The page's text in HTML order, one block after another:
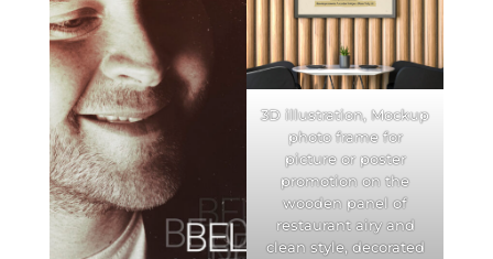
3D illustration, Mockup
photo frame for
picture or poster
promotion on the
wooden panel of
restaurant airy and
clean style, decorated